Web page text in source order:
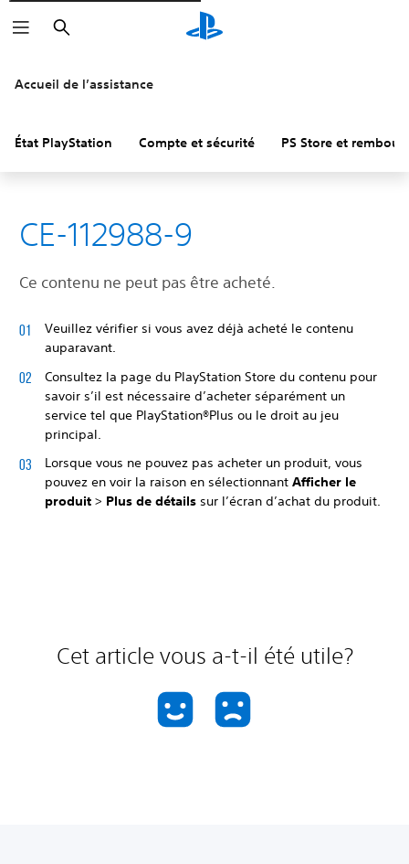
Rechercher
Accueil de l’assistance
État PlayStation Compte et sécurité PS Store et
CE-112988-9
Ce contenu ne peut pas être acheté.
Veuillez vérifier si vous avez déjà acheté le contenu
auparavant.
Consultez la page du PlayStation Store du contenu pour
savoir s’il est nécessaire d’acheter séparément un
service tel que PlayStation®Plus ou le droit au jeu
principal.
Lorsque vous ne pouvez pas acheter un produit, vous
pouvez en voir la raison en sélectionnant Afficher le
produit > Plus de détails sur l’écran d’achat du produit.
Cet article vous a-t-il été utile?